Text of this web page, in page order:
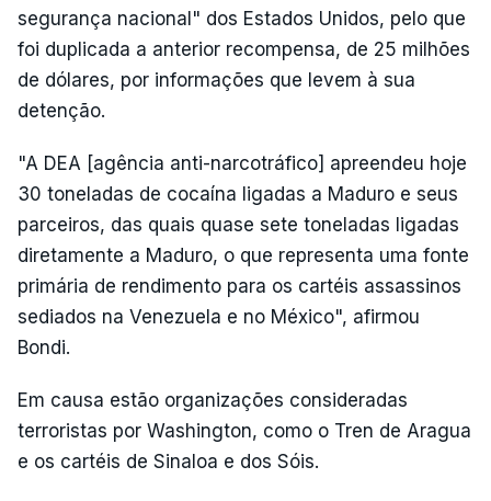
segurança nacional" dos Estados Unidos, pelo que
foi duplicada a anterior recompensa, de 25 milhões
de dólares, por informações que levem à sua
detenção.
"A DEA [agência anti-narcotráfico] apreendeu hoje
30 toneladas de cocaína ligadas a Maduro e seus
parceiros, das quais quase sete toneladas ligadas
diretamente a Maduro, o que representa uma fonte
primária de rendimento para os cartéis assassinos
sediados na Venezuela e no México", afirmou
Bondi.
Em causa estão organizações consideradas
terroristas por Washington, como o Tren de Aragua
e os cartéis de Sinaloa e dos Sóis.